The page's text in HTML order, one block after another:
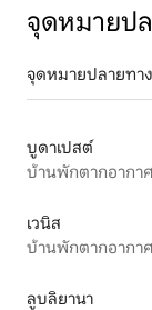
จุดหมายป
จุดหมายปลายทา
บูดาเปสต์
บ้านพักตากอากาศ
เวนิส
บ้านพักตากอากาศ
ลูบลิยานา